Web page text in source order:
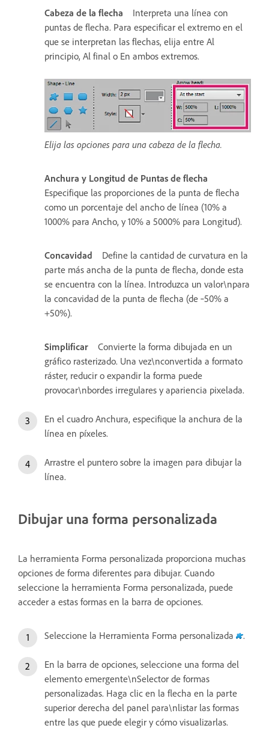
Cabeza de la flecha
Interpreta una línea con
puntas de flecha. Para especificar el extremo en el
que se interpretan las flechas, elija entre Al
principio, Al final o En ambos extremos.
Elija las opciones para una cabeza de la flecha.
Anchura y Longitud de Puntas de flecha
Especifique las proporciones de la punta de flecha
como un porcentaje del ancho de línea (10% a
1000% para Ancho, y 10% a 5000% para Longitud).
Concavidad
Define la cantidad de curvatura en la
parte más ancha de la punta de flecha, donde esta
se encuentra con la línea. Introduzca un valor\npara
la concavidad de la punta de flecha (de ‑50% a
+50%).
Simplificar
Convierte la forma dibujada en un
gráfico rasterizado. Una vez\nconvertida a formato
ráster, reducir o expandir la forma puede
provocar\nbordes irregulares y apariencia pixelada.
En el cuadro Anchura, especifique la anchura de la
línea en píxeles.
Arrastre el puntero sobre la imagen para dibujar la
línea.
Dibujar una forma personalizada
La herramienta Forma personalizada proporciona muchas
opciones de forma diferentes para dibujar. Cuando
seleccione la herramienta Forma personalizada, puede
acceder a estas formas en la barra de opciones.
Seleccione la Herramienta Forma personalizada .
En la barra de opciones, seleccione una forma del
elemento emergente\nSelector de formas
personalizadas. Haga clic en la flecha en la parte
superior derecha del panel para\nlistar las formas
entre las que puede elegir y cómo visualizarlas.